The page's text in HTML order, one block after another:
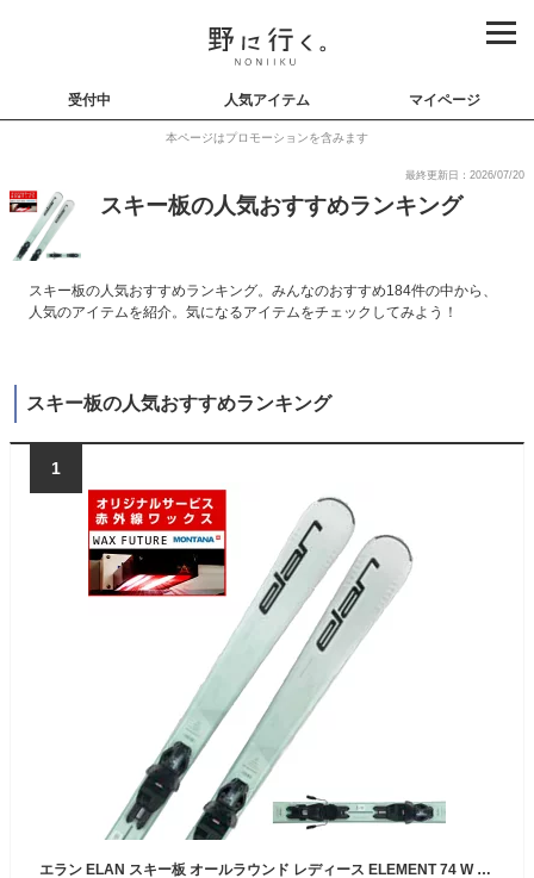
受付中 人気アイテム マイページ
本ページはプロモーションを含みます
最終更新日：2026/07/20
スキー板の人気おすすめランキング
スキー板の人気おすすめランキング。みんなのおすすめ184件の中から、
人気のアイテムを紹介。気になるアイテムをチェックしてみよう！
スキー板の人気おすすめランキング
1
エラン ELAN スキー板 オールラウンド レディース ELEMENT 74 W WHITE +EL 9.0GW 板+ビンディング 【24-25 2024-2025】 【wax】